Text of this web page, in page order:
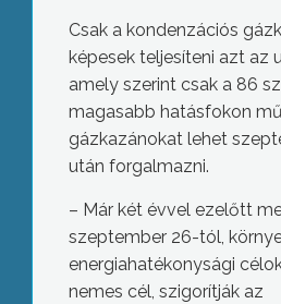
Csak a kondenzációs
képesek teljesíteni azt az
amely szerint csak a 86
magasabb hatásfokon
gázkazánokat lehet
után forgalmazni.
– Már két évvel ezelőtt
szeptember 26-tól,
energiahatékonysági
nemes cél, szigorítják az